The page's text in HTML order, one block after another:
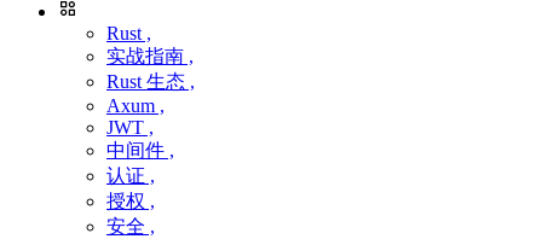
Rust ,
实战指南 ,
Rust 生态 ,
Axum ,
JWT ,
中间件 ,
认证 ,
授权 ,
安全 ,